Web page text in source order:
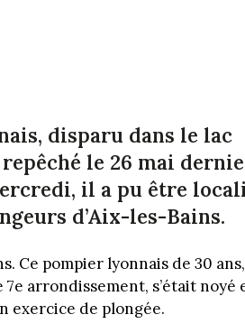
disparu dans le lac
repêché le 26 mai
il a pu être
d’Aix-les-Bains.
Ce pompier lyonnais de 30
arrondissement, s’était noyé
exercice de plongée.